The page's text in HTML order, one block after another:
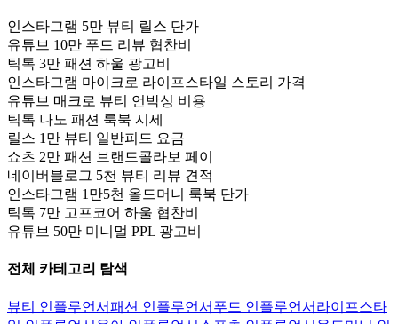
인스타그램 5만 뷰티 릴스 단가
유튜브 10만 푸드 리뷰 협찬비
틱톡 3만 패션 하울 광고비
인스타그램 마이크로 라이프스타일 스토리 가격
유튜브 매크로 뷰티 언박싱 비용
틱톡 나노 패션 룩북 시세
릴스 1만 뷰티 일반피드 요금
쇼츠 2만 패션 브랜드콜라보 페이
네이버블로그 5천 뷰티 리뷰 견적
인스타그램 1만5천 올드머니 룩북 단가
틱톡 7만 고프코어 하울 협찬비
유튜브 50만 미니멀 PPL 광고비
전체 카테고리 탐색
뷰티 인플루언서패션 인플루언서 푸드 인플루언서 라이프스타